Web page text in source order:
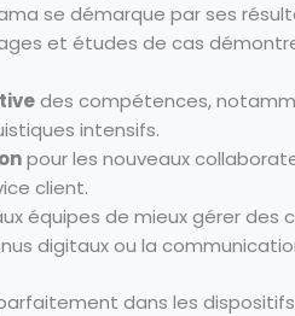
se démarque par ses
et études de cas
des compétences,
intensifs.
pour les nouveaux
client.
équipes de mieux gérer des
digitaux ou la
dans les